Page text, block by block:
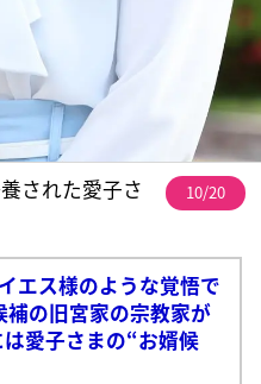
された愛子さ
10/20
イエス様のような覚悟で
の旧宮家の宗教家が
愛子さまの“お婿候